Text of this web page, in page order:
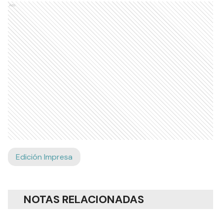
Ads
Edición Impresa
NOTAS RELACIONADAS